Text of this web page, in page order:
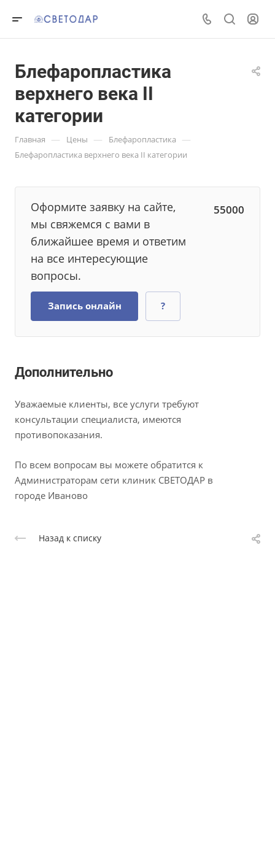
Блефаропластика
верхнего века II
категории
Главная — Цены — Блефаропластика —
Блефаропластика верхнего века II категории
Оформите заявку на сайте,
мы свяжемся с вами в
ближайшее время и ответим
на все интересующие
вопросы.
55000
Запись онлайн ?
Дополнительно
Уважаемые клиенты, все услуги требуют
консультации специалиста, имеются
противопоказания.
По всем вопросам вы можете обратится к
Администраторам сети клиник СВЕТОДАР в
городе Иваново
Назад к списку